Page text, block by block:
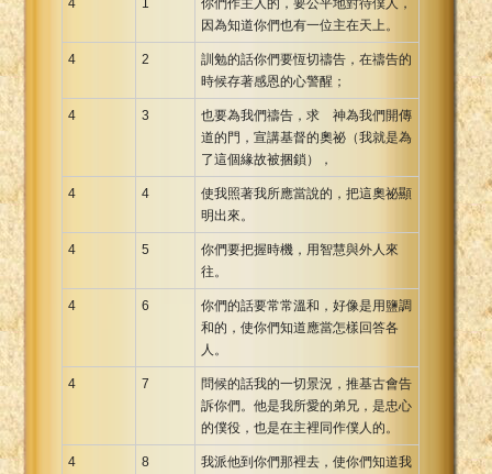
因為知道你們也有一位主在天上。
4 2
訓勉的話你們要恆切禱告，在禱告的
時候存著感恩的心警醒；
4 3
也要為我們禱告，求 神為我們開傳
道的門，宣講基督的奧祕（我就是為
了這個緣故被捆鎖），
4 4
使我照著我所應當說的，把這奧祕顯
明出來。
4 5
你們要把握時機，用智慧與外人來
往。
4 6
你們的話要常常溫和，好像是用鹽調
和的，使你們知道應當怎樣回答各
人。
4 7
問候的話我的一切景況，推基古會告
訴你們。他是我所愛的弟兄，是忠心
的僕役，也是在主裡同作僕人的。
4 8
我派他到你們那裡去，使你們知道我